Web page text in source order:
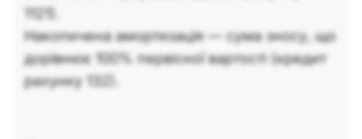
1121).
Накопичена амортизація — сума зносу, що
дорівнює 100% первісної вартості (кредит
рахунку 132).